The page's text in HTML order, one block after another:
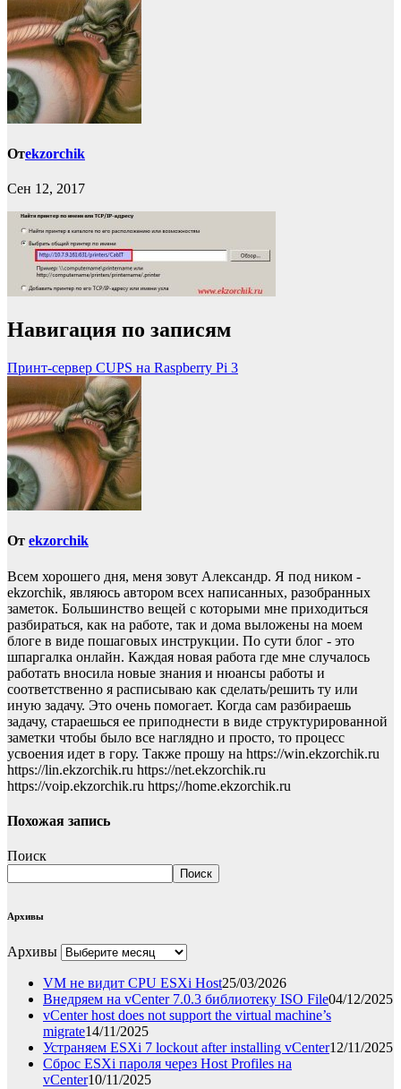
Отekzorchik
Сен 12, 2017
Навигация по записям
Принт-сервер CUPS на Raspberry Pi 3
От ekzorchik
Всем хорошего дня, меня зовут Александр. Я под ником -
ekzorchik, являюсь автором всех написанных, разобранных
заметок. Большинство вещей с которыми мне приходиться
разбираться, как на работе, так и дома выложены на моем
блоге в виде пошаговых инструкции. По сути блог - это
шпаргалка онлайн. Каждая новая работа где мне случалось
работать вносила новые знания и нюансы работы и
соответственно я расписываю как сделать/решить ту или
иную задачу. Это очень помогает. Когда сам разбираешь
задачу, стараешься ее приподнести в виде структурированной
заметки чтобы было все наглядно и просто, то процесс
усвоения идет в гору. Также прошу на https://win.ekzorchik.ru
https://lin.ekzorchik.ru https://net.ekzorchik.ru
https://voip.ekzorchik.ru https;//home.ekzorchik.ru
Похожая запись
Поиск
Поиск
Архивы
Архивы
VM не видит CPU ESXi Host25/03/2026
Внедряем на vCenter 7.0.3 библиотеку ISO File04/12/2025
vCenter host does not support the virtual machine’s
migrate14/11/2025
Устраняем ESXi 7 lockout after installing vCenter12/11/2025
Сброс ESXi пароля через Host Profiles на
vCenter10/11/2025